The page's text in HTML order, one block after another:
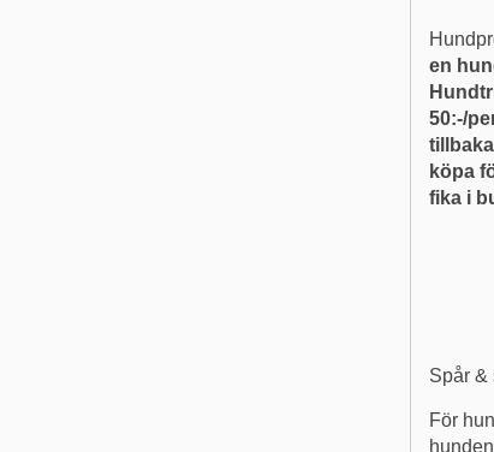
en
50:-/
köpa
fika i
Spår &
För